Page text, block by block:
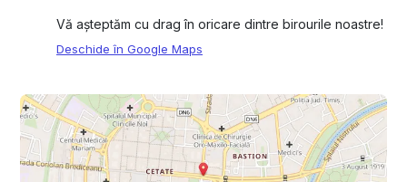
Vă așteptăm cu drag în oricare dintre birourile noastre!
Deschide în Google Maps